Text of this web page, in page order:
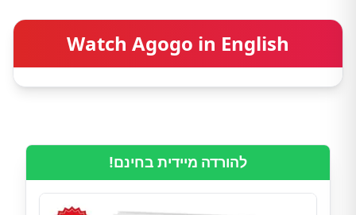
Watch Agogo in English
להורדה מיידית בחינם!